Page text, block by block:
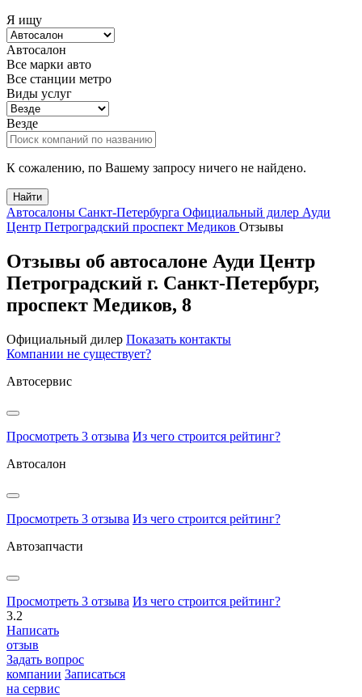
Я ищу
Автосалон
Все марки авто
Все станции метро
Виды услуг
Везде
К сожалению, по Вашему запросу ничего не найдено.
Найти
Автосалоны Санкт-Петербурга Официальный дилер Ауди
Центр Петроградский проспект Медиков Отзывы
Отзывы об автосалоне Ауди Центр
Петроградский г. Санкт-Петербург,
проспект Медиков, 8
Официальный дилер Показать контакты
Компании не существует?
Автосервис
Просмотреть 3 отзыва Из чего строится рейтинг?
Автосалон
Просмотреть 3 отзыва Из чего строится рейтинг?
Автозапчасти
Просмотреть 3 отзыва Из чего строится рейтинг?
3.2
Написать
отзыв
Задать вопрос
компании Записаться
на сервис